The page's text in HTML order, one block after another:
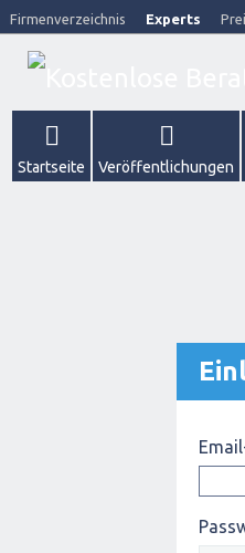
Firmenverzeichnis Experts
Startseite Veröffentlichungen